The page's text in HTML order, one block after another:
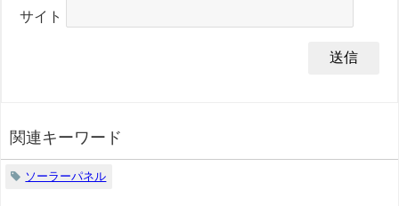
サイト
関連キーワード
ソーラーパネル